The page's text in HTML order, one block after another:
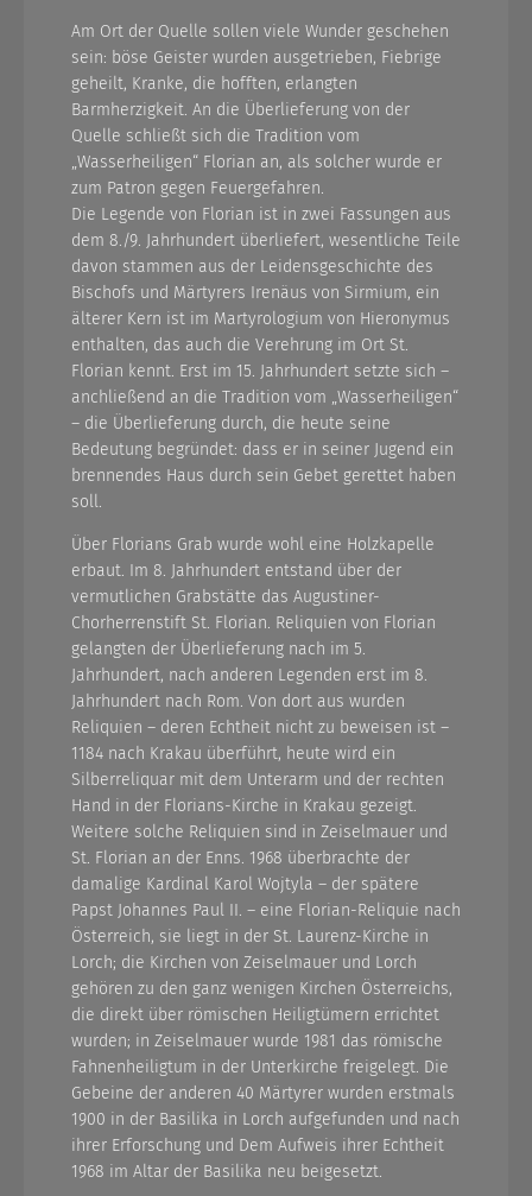
Am Ort der Quelle sollen viele Wunder geschehen
sein: böse Geister wurden ausgetrieben, Fiebrige
geheilt, Kranke, die hofften, erlangten
Barmherzigkeit. An die Überlieferung von der
Quelle schließt sich die Tradition vom
„Wasserheiligen“ Florian an, als solcher wurde er
zum Patron gegen Feuergefahren.
Die Legende von Florian ist in zwei Fassungen aus
dem 8./9. Jahrhundert überliefert, wesentliche Teile
davon stammen aus der Leidensgeschichte des
Bischofs und Märtyrers Irenäus von Sirmium, ein
älterer Kern ist im Martyrologium von Hieronymus
enthalten, das auch die Verehrung im Ort St.
Florian kennt. Erst im 15. Jahrhundert setzte sich –
anchließend an die Tradition vom „Wasserheiligen“
– die Überlieferung durch, die heute seine
Bedeutung begründet: dass er in seiner Jugend ein
brennendes Haus durch sein Gebet gerettet haben
soll.
Über Florians Grab wurde wohl eine Holzkapelle
erbaut. Im 8. Jahrhundert entstand über der
vermutlichen Grabstätte das Augustiner-
Chorherrenstift St. Florian. Reliquien von Florian
gelangten der Überlieferung nach im 5.
Jahrhundert, nach anderen Legenden erst im 8.
Jahrhundert nach Rom. Von dort aus wurden
Reliquien – deren Echtheit nicht zu beweisen ist –
1184 nach Krakau überführt, heute wird ein
Silberreliquar mit dem Unterarm und der rechten
Hand in der Florians-Kirche in Krakau gezeigt.
Weitere solche Reliquien sind in Zeiselmauer und
St. Florian an der Enns. 1968 überbrachte der
damalige Kardinal Karol Wojtyla – der spätere
Papst Johannes Paul II. – eine Florian-Reliquie nach
Österreich, sie liegt in der St. Laurenz-Kirche in
Lorch; die Kirchen von Zeiselmauer und Lorch
gehören zu den ganz wenigen Kirchen Österreichs,
die direkt über römischen Heiligtümern errichtet
wurden; in Zeiselmauer wurde 1981 das römische
Fahnenheiligtum in der Unterkirche freigelegt. Die
Gebeine der anderen 40 Märtyrer wurden erstmals
1900 in der Basilika in Lorch aufgefunden und nach
ihrer Erforschung und Dem Aufweis ihrer Echtheit
1968 im Altar der Basilika neu beigesetzt.